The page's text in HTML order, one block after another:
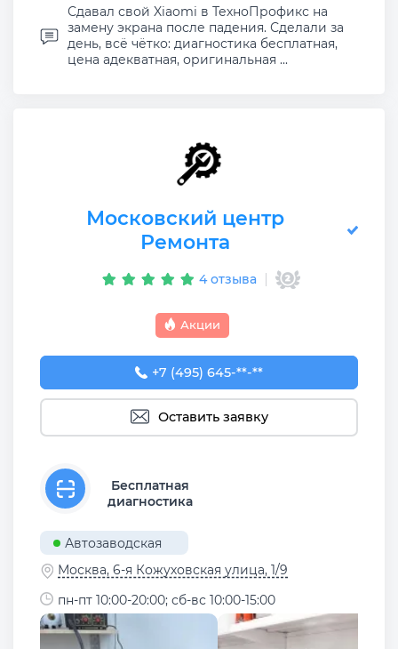
Сдавал свой Xiaomi в ТехноПрофикс на
замену экрана после падения. Сделали за
день, всё чётко: диагностика бесплатная,
цена адекватная, оригинальная ...
Московский центр
Ремонта
4 отзыва
Акции
+7 (495) 645-55-75
+7 (495) 645-**-**
Оставить заявку
Бесплатная
диагностика
Автозаводская
Москва, 6-я Кожуховская улица, 1/9
пн-пт 10:00-20:00; сб-вс 10:00-15:00